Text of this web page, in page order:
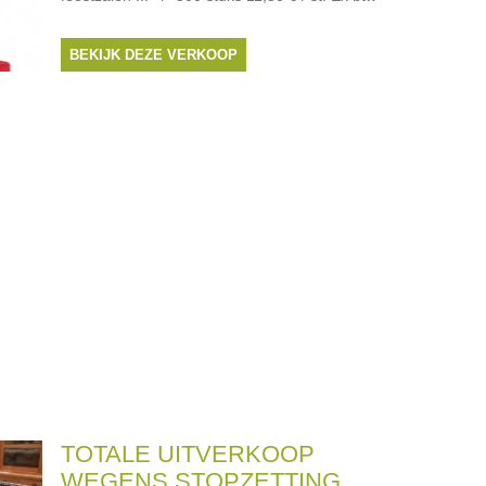
BEKIJK DEZE VERKOOP
TOTALE UITVERKOOP